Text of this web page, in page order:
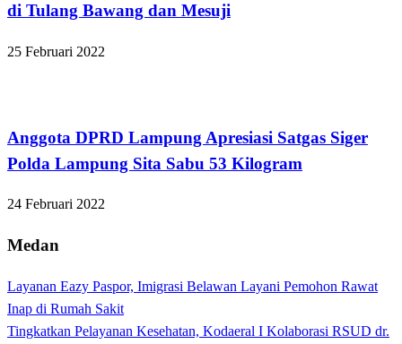
di Tulang Bawang dan Mesuji
25 Februari 2022
Anggota DPRD Lampung Apresiasi Satgas Siger
Polda Lampung Sita Sabu 53 Kilogram
24 Februari 2022
Medan
Layanan Eazy Paspor, Imigrasi Belawan Layani Pemohon Rawat
Inap di Rumah Sakit
Tingkatkan Pelayanan Kesehatan, Kodaeral I Kolaborasi RSUD dr.